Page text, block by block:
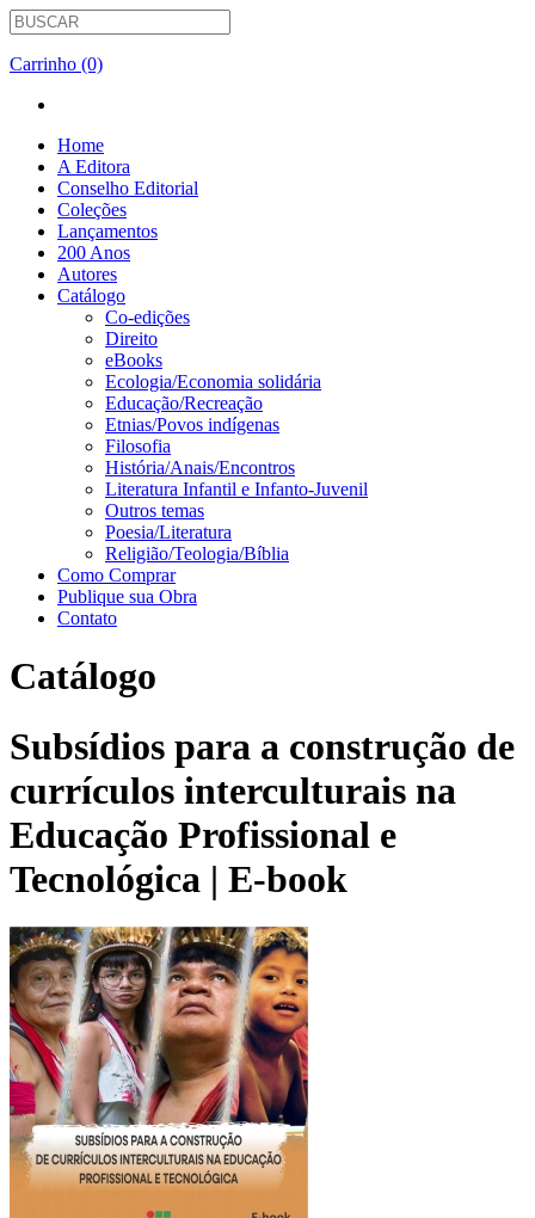
Carrinho (0)
Home
A Editora
Conselho Editorial
Coleções
Lançamentos
200 Anos
Autores
Catálogo
Co-edições
Direito
eBooks
Ecologia/Economia solidária
Educação/Recreação
Etnias/Povos indígenas
Filosofia
História/Anais/Encontros
Literatura Infantil e Infanto-Juvenil
Outros temas
Poesia/Literatura
Religião/Teologia/Bíblia
Como Comprar
Publique sua Obra
Contato
Catálogo
Subsídios para a construção de
currículos interculturais na
Educação Profissional e
Tecnológica | E-book